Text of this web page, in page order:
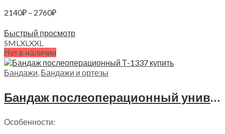
2140₽ – 2760₽Диапазон
2140₽
Быстрый просмотр
SMLXLXXL
Нет в наличии
Бандажи, Бандажи и ортезы
Бандаж послеоперационный универсальный Trives, Т-1337
Особенности: